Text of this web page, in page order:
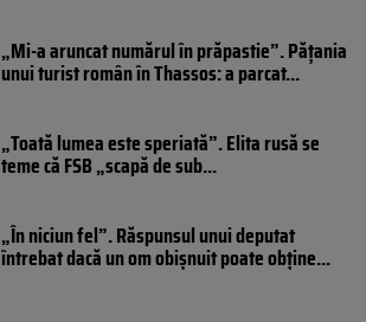
„Mi-a aruncat numărul în prăpastie”. Pățania
unui turist român în Thassos: a parcat...
„Toată lumea este speriată”. Elita rusă se
teme că FSB „scapă de sub...
„În niciun fel”. Răspunsul unui deputat
întrebat dacă un om obișnuit poate obține...